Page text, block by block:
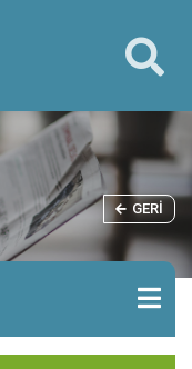
GERI